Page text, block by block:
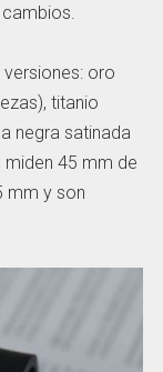
oro
titanio
negra satinada
45 mm de
mm y son